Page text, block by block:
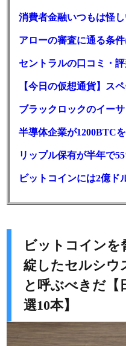
ビットコインを
綻したセルシウ
と呼ぶべきだ【
選10本】